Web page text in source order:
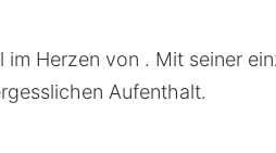
Herzen von . Mit seiner
Aufenthalt.